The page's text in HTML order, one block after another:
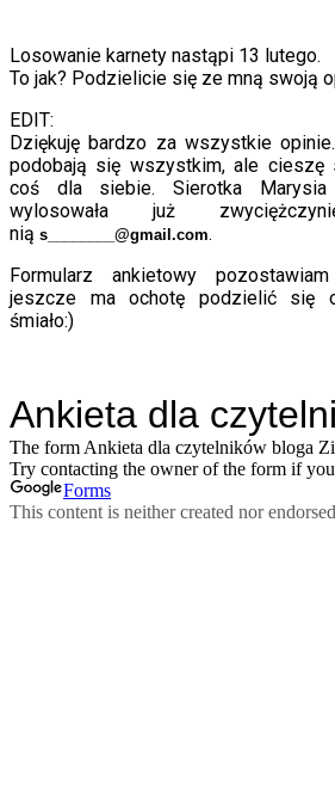
Losowanie karnety nastąpi 13 lutego.
To jak? Podzielicie się ze mną swoją
EDIT:
Dziękuję bardzo za wszystkie
podobają się wszystkim, ale cieszę
coś dla siebie. Sierotka
wylosowała już
nią s________@gmail.com.
Formularz ankietowy
jeszcze ma ochotę podzielić się
śmiało:)